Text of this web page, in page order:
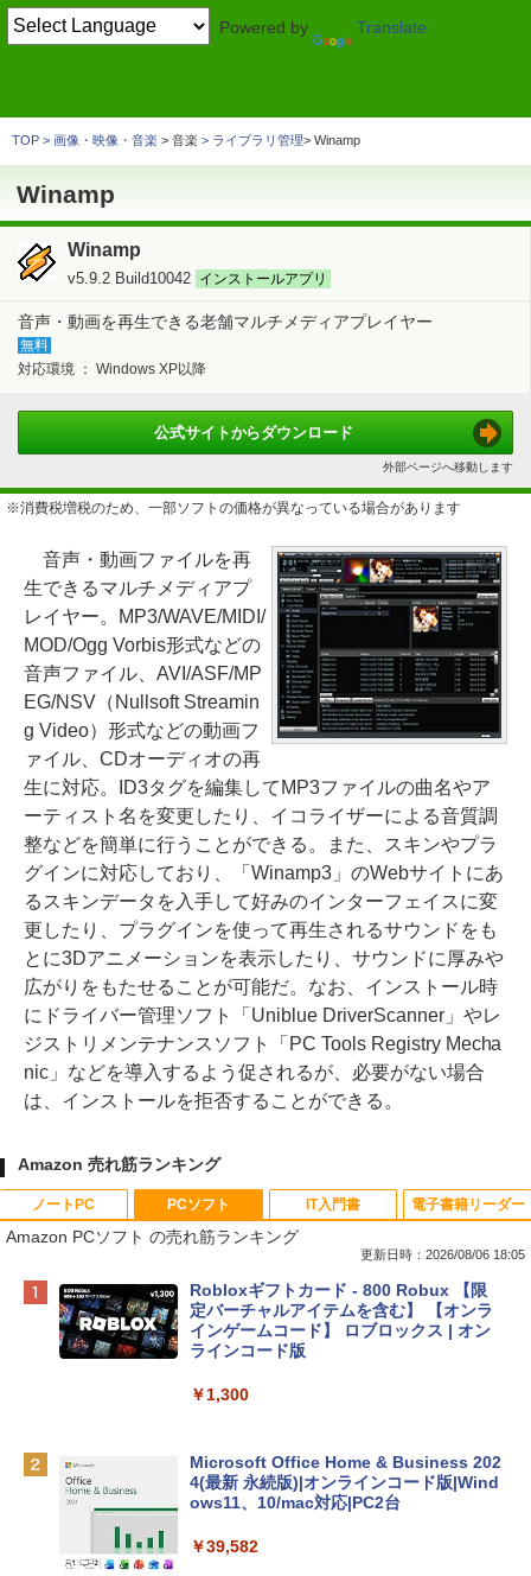
Powered by Translate
TOP 画像・映像・音楽 > 音楽 ライブラリ管理 Winamp
Winamp
Winamp
v5.9.2 Build10042 インストールアプリ
音声・動画を再生できる老舗マルチメディアプレイヤー
無料
対応環境 ： Windows XP以降
公式サイトからダウンロード
外部ページへ移動します
※消費税増税のため、一部ソフトの価格が異なっている場合があります
音声・動画ファイルを再
生できるマルチメディアプ
レイヤー。MP3/WAVE/MIDI/
MOD/Ogg Vorbis形式などの
音声ファイル、AVI/ASF/MP
EG/NSV（Nullsoft Streamin
g Video）形式などの動画フ
ァイル、CDオーディオの再
生に対応。ID3タグを編集してMP3ファイルの曲名やア
ーティスト名を変更したり、イコライザーによる音質調
整などを簡単に行うことができる。また、スキンやプラ
グインに対応しており、「Winamp3」のWebサイトにあ
るスキンデータを入手して好みのインターフェイスに変
更したり、プラグインを使って再生されるサウンドをも
とに3Dアニメーションを表示したり、サウンドに厚みや
広がりをもたせることが可能だ。なお、インストール時
にドライバー管理ソフト「Uniblue DriverScanner」やレ
ジストリメンテナンスソフト「PC Tools Registry Mecha
nic」などを導入するよう促されるが、必要がない場合
は、インストールを拒否することができる。
Amazon 売れ筋ランキング
ノートPC
Apple 2026 MacBook Neo A18 Proチッ
プ搭載13インチノートブック：AIとAppl
e Intelligenceのために設計、Liquid Ret
inaディスプレイ、8GBユニファイドメモ
eTime HDカメラ、Touch ID - インディ
￥137,800
ンケース Dell NEC Lavie ASUS HP dyna
PCソフト
Amazon PCソフト の売れ筋ランキング
更新日時：2026/08/06 18:05
Robloxギフトカード - 800 Robux 【限
定バーチャルアイテムを含む】 【オンラ
インゲームコード】 ロブロックス | オン
ラインコード版
￥1,300
Microsoft Office Home & Business 202
4(最新 永続版)|オンラインコード版|Wind
ows11、10/mac対応|PC2台
￥39,582
IT入門書 電子書籍リーダー